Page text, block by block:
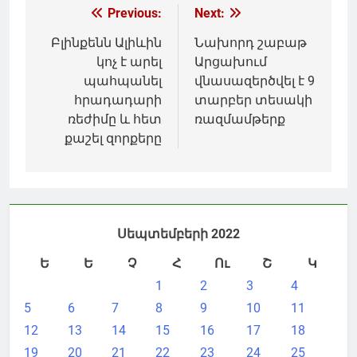
Գրառումների
նավարկումը
Previous:
Բլինքենն Ալիևին
կոչ է արել
պահպանել
հրադադարի
ռեժիմը և հետ
քաշել զորքերը
Next:
Նախորդ շաբաթ
Արցախում
վնասազերծվել է 9
տարբեր տեսակի
ռազմամթերք
Սեպտեմբերի 2022
Ե
Ե Չ Հ Ու Շ
Կ
1
2 3
4
5
6 7 8 9 10
11
12
13 14 15 16 17
18
19
20 21 22 23 24 25